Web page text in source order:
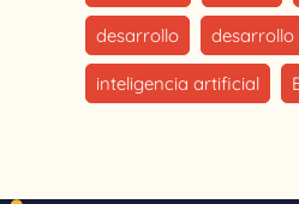
desarrollo desarrollo
inteligencia artificial